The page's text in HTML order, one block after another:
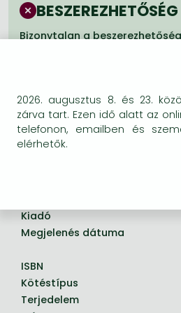
Frieren manga
Bleach manga
BESZEREZHETŐSÉG
Bizonytalan a
Kiadó
Megjelenés dátuma
ISBN
Kötéstípus
Terjedelem
2026. augusztus 8. és 23.
zárva tart. Ezen idő alatt az
telefonon, emailben és
elérhetők.